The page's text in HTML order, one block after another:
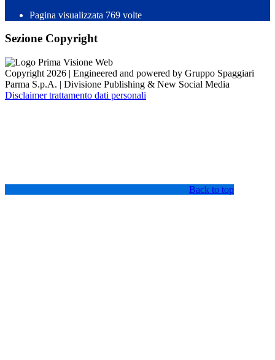
Pagina visualizzata 769 volte
Sezione Copyright
Copyright 2026 | Engineered and powered by Gruppo Spaggiari
Parma S.p.A. | Divisione Publishing & New Social Media
Disclaimer trattamento dati personali
Back to top